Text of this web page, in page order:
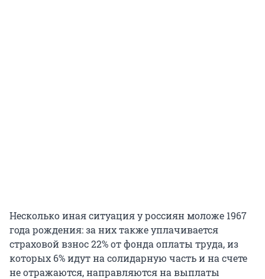
Несколько иная ситуация у россиян моложе 1967
года рождения: за них также уплачивается
страховой взнос 22% от фонда оплаты труда, из
которых 6% идут на солидарную часть и на счете
не отражаются, направляются на выплаты